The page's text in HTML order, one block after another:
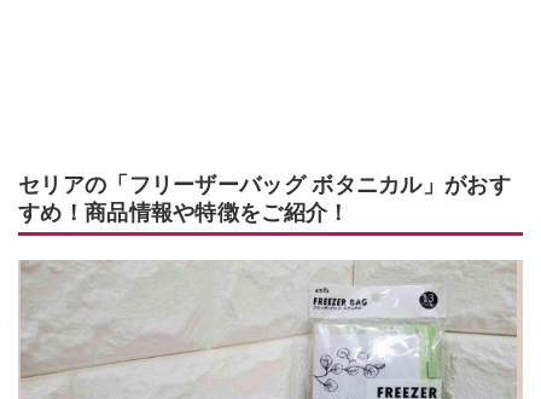
セリアの「フリーザーバッグ ボタニカル」がおす
すめ！商品情報や特徴をご紹介！